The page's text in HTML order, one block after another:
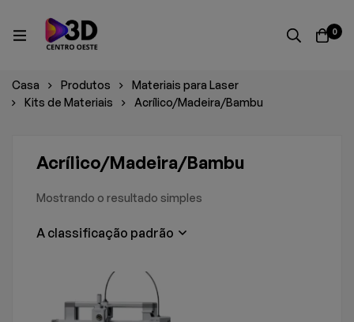
0
Casa Produtos
Materiais para Laser
Kits de Materiais
Acrílico/Madeira/Bambu
Acrílico/Madeira/Bambu
Mostrando o resultado simples
A classificação padrão